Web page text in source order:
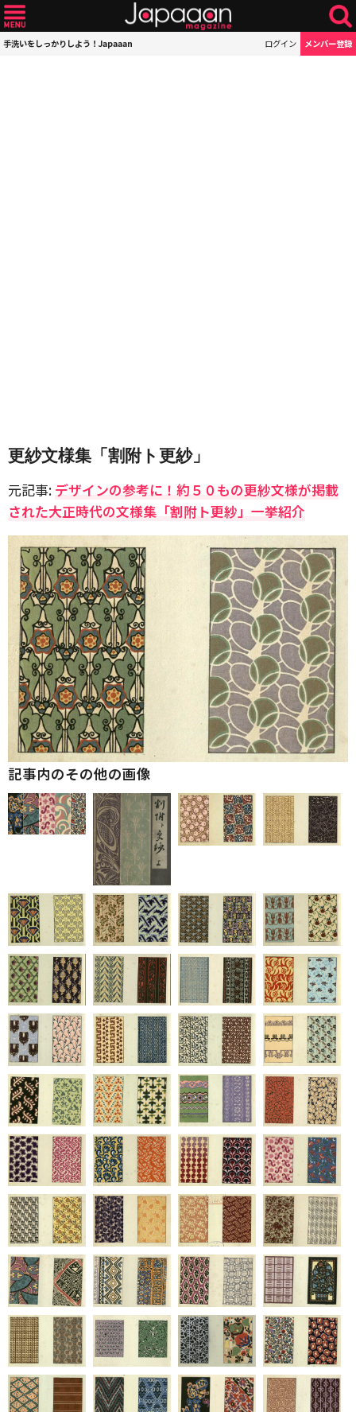
手洗いをしっかりしよう！Japaaan ログイン メンバー登録
更紗文様集「割附ト更紗」
元記事: デザインの参考に！約５０もの更紗文様が掲載
された大正時代の文様集「割附ト更紗」一挙紹介
記事内のその他の画像